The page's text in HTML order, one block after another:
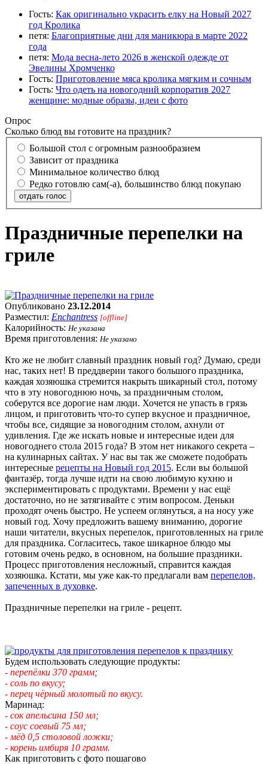
Гость: Как оригинально украсить елку на Новый 2027
год Кролика
петя: Благоприятные дни для маникюра в марте 2022
года
петя: Мода весна-лето 2026 в женской одежде от
Эвелины Хромченко
Гость: Приготовление мяса кролика мягким и сочным
Гость: Что одеть на новогодний корпоратив 2027
женщине: модные образы, идеи с фото
Опрос
Сколько блюд вы готовите на праздник?
Большой стол с огромным разнообразием
Зависит от праздника
Минимальное количество блюд
Редко готовлю сам(-а), большинство блюд покупаю
отдать голос
Праздничные перепелки на
гриле
Опубликовано 23.12.2014
Разместил: Enchantress [offline]
Калорийность: Не указана
Время приготовления: Не указано
Кто же не любит славный праздник новый год? Думаю, среди
нас, таких нет! В преддверии такого большого праздника,
каждая хозяюшка стремится накрыть шикарный стол, потому
что в эту новогоднюю ночь, за праздничным столом,
соберутся все дорогие нам люди. Хочется не упасть в грязь
лицом, и приготовить что-то супер вкусное и праздничное,
чтобы все, сидящие за новогодним столом, ахнули от
удивления. Где же искать новые и интересные идеи для
новогоднего стола 2015 года? В этом нет никакого секрета –
на кулинарных сайтах. У нас вы так же сможете подобрать
интересные рецепты на Новый год 2015. Если вы большой
фантазёр, тогда лучше идти на свою любимую кухню и
экспериментировать с продуктами. Времени у нас ещё
достаточно, но не затягивайте с этим вопросом. Деньки
проходят очень быстро. Не успеем оглянуться, а на носу уже
новый год. Хочу предложить вашему вниманию, дорогие
наши читатели, вкусных перепелок, приготовленных на гриле
для праздника. Согласитесь, такое шикарное блюдо мы
готовим очень редко, в основном, на большие праздники.
Процесс приготовления несложный, справится каждая
хозяюшка. Кстати, мы уже как-то предлагали вам перепелов,
запеченных в духовке.
Праздничные перепелки на гриле - рецепт.
Будем использовать следующие продукты:
- перепёлки 370 грамм;
- соль по вкусу;
- перец чёрный молотый по вкусу.
Маринад:
- сок апельсина 150 мл;
- соус соевый 75 мл;
- мёд 0,5 столовой ложки;
- корень имбиря 10 грамм.
Как приготовить с фото пошагово